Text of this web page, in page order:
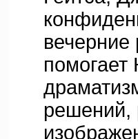
вечерние
помогает
решений,